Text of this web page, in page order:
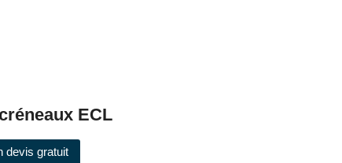
ECL
devis gratuit